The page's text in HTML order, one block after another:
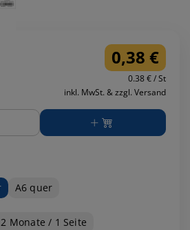
0,38 €
0.38 € / St
inkl. MwSt. & zzgl. Versand
A6 quer
Monate / 1 Seite